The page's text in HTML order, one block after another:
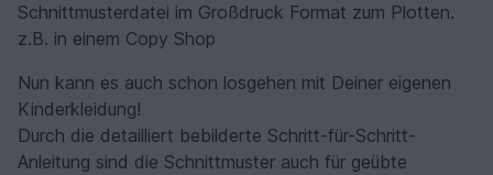
Schnittmusterdatei im Großdruck Format zum Plotten.
z.B. in einem Copy Shop
Nun kann es auch schon losgehen mit Deiner eigenen
Kinderkleidung!
Durch die detailliert bebilderte Schritt-für-Schritt-
Anleitung sind die Schnittmuster auch für geübte